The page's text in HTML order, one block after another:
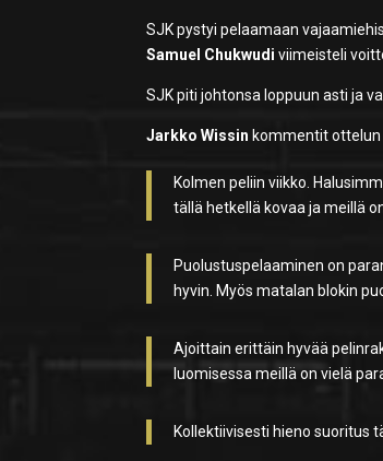
SJK pystyi pelaamaan
Samuel Chukwudi viimeisteli
SJK piti johtonsa loppuun asti ja
Jarkko Wissin kommentit
Kolmen peliin viikko.
tällä hetkellä kovaa ja meillä
Puolustuspelaaminen on
hyvin. Myös matalan blokin
Ajoittain erittäin hyvää
luomisessa meillä on vielä
Kollektiivisesti hieno suoritus